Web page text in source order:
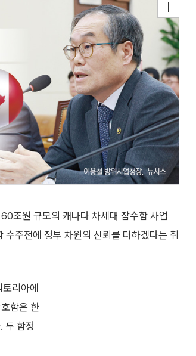
조원 규모의 캐나다 차세대 잠수함 사업
주전에 정부 차원의 신뢰를 더하겠다는 취
리아에
함은 한
두 함정